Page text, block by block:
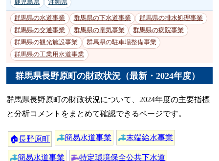
鹿児島県
沖縄県
群馬県の水道事業 群馬県の下水道事業
群馬県の排水処理事業
群馬県の交通事業
群馬県の電気事業
群馬県の病院事業
群馬県の観光施設事業
群馬県の駐車場整備事業
群馬県の工業用水道事業
群馬県長野原町の財政状況（最新・2024年度）
群馬県長野原町の財政状況について、2024年度の主要指標
と分析コメントをまとめて確認できるページです。
🏠長野原町 簡易水道事業 末端給水事業
簡易水道事業 特定環境保全公共下水道